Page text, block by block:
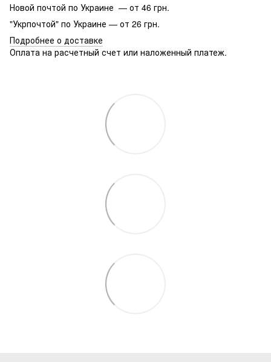
Новой почтой по Украине — от 46 грн.
"Укрпочтой" по Украине — от 26 грн.
Подробнее о доставке
Оплата на расчетный счет или наложенный платеж.